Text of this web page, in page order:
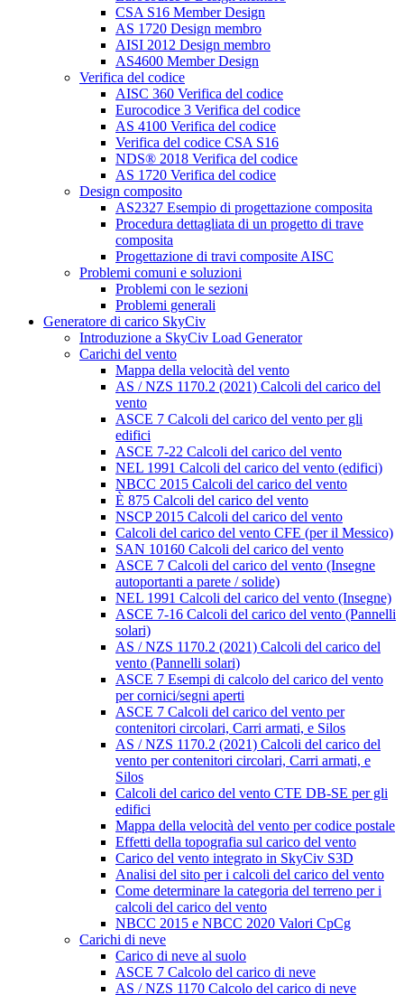
CSA S16 Member Design
AS 1720 Design membro
AISI 2012 Design membro
AS4600 Member Design
Verifica del codice
AISC 360 Verifica del codice
Eurocodice 3 Verifica del codice
AS 4100 Verifica del codice
Verifica del codice CSA S16
NDS® 2018 Verifica del codice
AS 1720 Verifica del codice
Design composito
AS2327 Esempio di progettazione composita
Procedura dettagliata di un progetto di trave
composita
Progettazione di travi composite AISC
Problemi comuni e soluzioni
Problemi con le sezioni
Problemi generali
Generatore di carico SkyCiv
Introduzione a SkyCiv Load Generator
Carichi del vento
Mappa della velocità del vento
AS / NZS 1170.2 (2021) Calcoli del carico del
vento
ASCE 7 Calcoli del carico del vento per gli
edifici
ASCE 7-22 Calcoli del carico del vento
NEL 1991 Calcoli del carico del vento (edifici)
NBCC 2015 Calcoli del carico del vento
È 875 Calcoli del carico del vento
NSCP 2015 Calcoli del carico del vento
Calcoli del carico del vento CFE (per il Messico)
SAN 10160 Calcoli del carico del vento
ASCE 7 Calcoli del carico del vento (Insegne
autoportanti a parete / solide)
NEL 1991 Calcoli del carico del vento (Insegne)
ASCE 7-16 Calcoli del carico del vento (Pannelli
solari)
AS / NZS 1170.2 (2021) Calcoli del carico del
vento (Pannelli solari)
ASCE 7 Esempi di calcolo del carico del vento
per cornici/segni aperti
ASCE 7 Calcoli del carico del vento per
contenitori circolari, Carri armati, e Silos
AS / NZS 1170.2 (2021) Calcoli del carico del
vento per contenitori circolari, Carri armati, e
Silos
Calcoli del carico del vento CTE DB-SE per gli
edifici
Mappa della velocità del vento per codice postale
Effetti della topografia sul carico del vento
Carico del vento integrato in SkyCiv S3D
Analisi del sito per i calcoli del carico del vento
Come determinare la categoria del terreno per i
calcoli del carico del vento
NBCC 2015 e NBCC 2020 Valori CpCg
Carichi di neve
Carico di neve al suolo
ASCE 7 Calcolo del carico di neve
AS / NZS 1170 Calcolo del carico di neve